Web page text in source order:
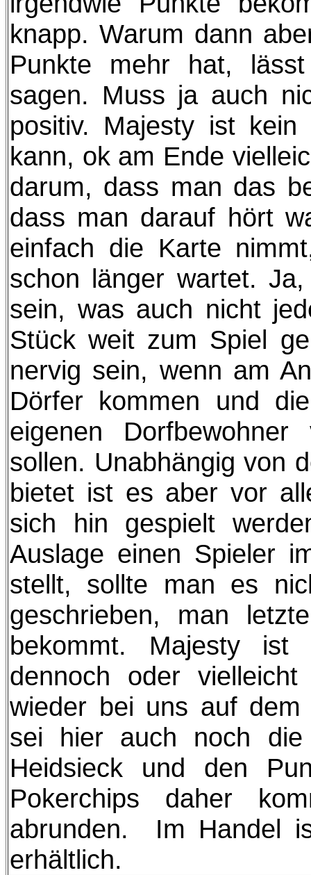
knapp. Warum dann
Punkte mehr hat,
sagen. Muss ja auch
positiv. Majesty ist
kann, ok am Ende
darum, dass man das
dass man darauf hört
einfach die Karte
schon länger wartet.
sein, was auch nicht
Stück weit zum Spiel
nervig sein, wenn am
Dörfer kommen und
eigenen
sollen. Unabhängig von
bietet ist es aber vor
sich hin gespielt
Auslage einen Spieler
stellt, sollte man es
geschrieben, man
bekommt. Majesty ist
dennoch oder
wieder bei uns auf dem
sei hier auch noch die
Heidsieck und den
Pokerchips daher
abrunden. Im Handel
erhältlich.